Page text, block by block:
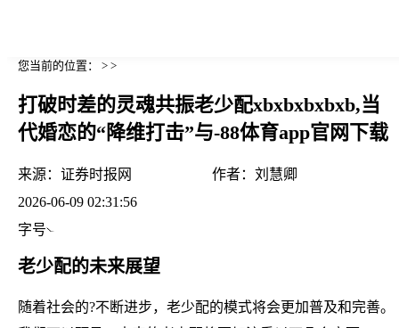
您当前的位置： > >
打破时差的灵魂共振老少配xbxbxbxbxb,当
代婚恋的“降维打击”与-88体育app官网下载
来源： 证券时报网 作者： 刘慧卿
2026-06-09 02:31:56
字号
老少配的未来展望
随着社会的?不断进步，老少配的模式将会更加普及和完善。